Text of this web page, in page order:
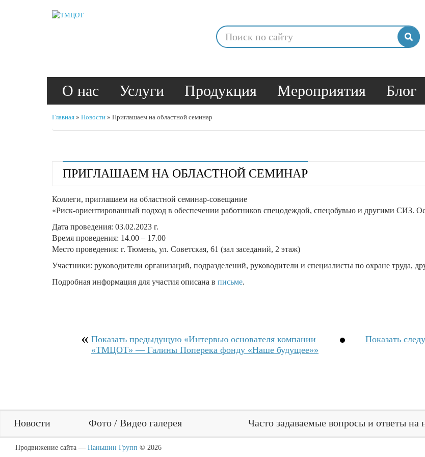
О нас Услуги Продукция Мероприятия Блог
Главная » Новости » Приглашаем на областной семинар
ПРИГЛАШАЕМ НА ОБЛАСТНОЙ СЕМИНАР
Коллеги, приглашаем на областной семинар-совещание
«Риск-ориентированный подход в обеспечении работников спецодеждой, спецобувью и другими СИЗ.
Дата проведения: 03.02.2023 г.
Время проведения: 14.00 – 17.00
Место проведения: г. Тюмень, ул. Советская, 61 (зал заседаний, 2 этаж)
Участники: руководители организаций, подразделений, руководители и специалисты по охране труда,
Подробная информация для участия описана в письме.
Показать прeдыдущую «Интервью основателя компании
«ТМЦОТ» — Галины Поперека фонду «Наше будущее»»
Показать
Новости Фото / Видео галерея Часто задаваемые вопросы и ответы на
Продвижение сайта ― Паньшин Групп © 2026